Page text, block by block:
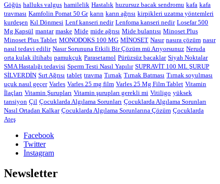
Göğüs halluks valgus hamilelik Hastalık huzursuz bacak sendromu kafa kafa
travması Kamfolin Pomat 50 Gr karın karın ağrısı kirpikleri uzatma yöntemleri
kurdeşen Kıl Dönmesi Lenf kanseri nedir Lenfoma kanseri nedir Losefar 500
Mg Kapsül mantar maske Mide mide ağrısı Mide bulantısı Minoset Plus
Minoset Plus Tablet MONODOKS 100 MG MİNOSET Nasır nasıra çözüm nasır
nasıl tedavi edilir Nasır Sorununa Etkili Bir Çözüm mü Arıyorsunuz Neruda
orta kulak iltihabı pamukçuk Parasetamol Pürüzsüz bacaklar Siyah Noktalar
SMA Hastalığı tedavisi Sperm Testi Nasıl Yapılır SUPRAVİT 100 ML ŞURUP
SİLVERDİN Sırt Ağrısı tablet travma Tırnak Tırnak Batması Tırnak soyulması
uçuk nasıl geçer Varles Varles 25 mg film Varles 25 Mg Film Tablet Vitamin
İlaçları Vitamin Şurupları Vitamin şurupları gerekli mi Vitiligo yüksek
tansiyon Çil Çocuklarda Algılama Sorunları Çocuklarda Algılama Sorunları
Nasıl Ortadan Kalkar Çocuklarda Algılama Sorunlarına Çözüm Çocuklarda
Ateş
Facebook
Twitter
İnstagram
Newsletter